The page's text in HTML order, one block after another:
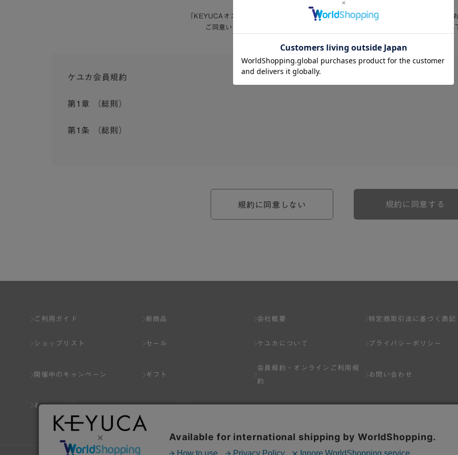
「KEYUCAオンラインショップ」入会お申込の前に、以下の会員規約・利用規約を必ず
ご同意いただける方は、「同意する」をクリックして入会お申込フォームへお進み
ケユカ会員規約
第1章 （総則）
第1条 （総則）
ら個別規定はその名称のいかんに関わらず、本規約の一部を構成するものとします。
本規約の定めが前項の個別規定の定めと矛盾する場合には、個別規定において特段の定めなき限り、個別規定の定めが
1.会員の登録は、弊社所定の情報を、インターネット上のページへの入力、または弊社が別途指定する方法に従って提
2.会員登録は、一人につき１アカウントのみとします。一人で２アカウント以上を登録したと弊社が合理的な理由に基
3.前項の定めの他、弊社は、会員登録した方が以下の各号のいずれかの事由に該当する場合は、その登録を拒否し、ま
り消すことがあります。
（1） 本規約違反により、会員登録の抹消等の処分を受けている場合。
（2） 会員登録の申請に虚偽の事項が含まれている場合。
規約に同意しない 規約に同意する
ご利用ガイド
ショップリスト
開催中のキャンペーン
おすすめ特集
新商品
セール
ギフト
スタッフ募集
会社概要
ケユカについて
会員規約・
オンラインご利用規
約
Q&A
特定商取引法に基づく表記
プライバシーポリシー
お問い合わせ